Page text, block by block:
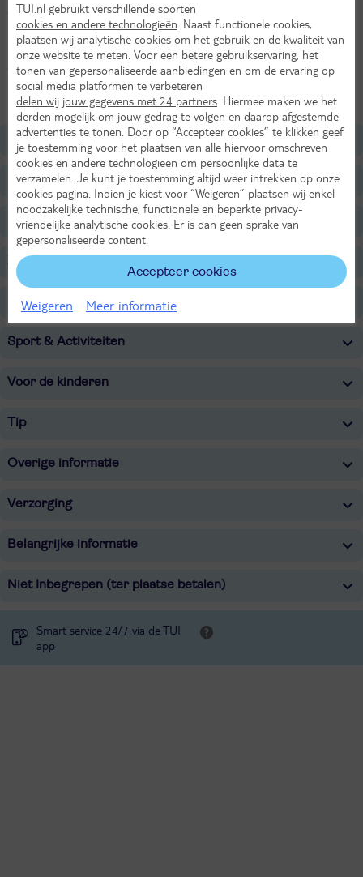
Op korte afstand van het centrum van Mindelo vind je hotel Blue
Marlin. ’s Ochtends je dag starten met een versgebakken eitje? Dat
kan! Een klein maar fijn zwembad om de nodige baantjes te
zwemmen en heerlijke loungebedjes om even bij te komen. Én
binnen een paar minuten sta je midden in het centrum van Mindelo.
Perfecte locatie voor jouw verblijf op São Vincente.
Ligging
Faciliteiten
Restaurants/Bars
Zwembaden
Strand
Sport & Activiteiten
Voor de kinderen
Tip
Overige informatie
Verzorging
Belangrijke informatie
Niet Inbegrepen (ter plaatse betalen)
Smart service 24/7 via de TUI
app
TUI.nl gebruikt verschillende soorten
cookies en andere technologieën . Naast functionele cookies,
plaatsen wij analytische cookies om het gebruik en de kwaliteit van
onze website te meten. Voor een betere gebruikservaring, het
tonen van gepersonaliseerde aanbiedingen en om de ervaring op
social media platformen te verbeteren
delen wij jouw gegevens met 24 partners . Hiermee maken we het
derden mogelijk om jouw gedrag te volgen en daarop afgestemde
advertenties te tonen. Door op “Accepteer cookies” te klikken geef
je toestemming voor het plaatsen van alle hiervoor omschreven
cookies en andere technologieën om persoonlijke data te
verzamelen. Je kunt je toestemming altijd weer intrekken op onze
cookies pagina . Indien je kiest voor “Weigeren” plaatsen wij enkel
noodzakelijke technische, functionele en beperkte privacy-
vriendelijke analytische cookies. Er is dan geen sprake van
gepersonaliseerde content.
Accepteer cookies
Weigeren Meer informatie